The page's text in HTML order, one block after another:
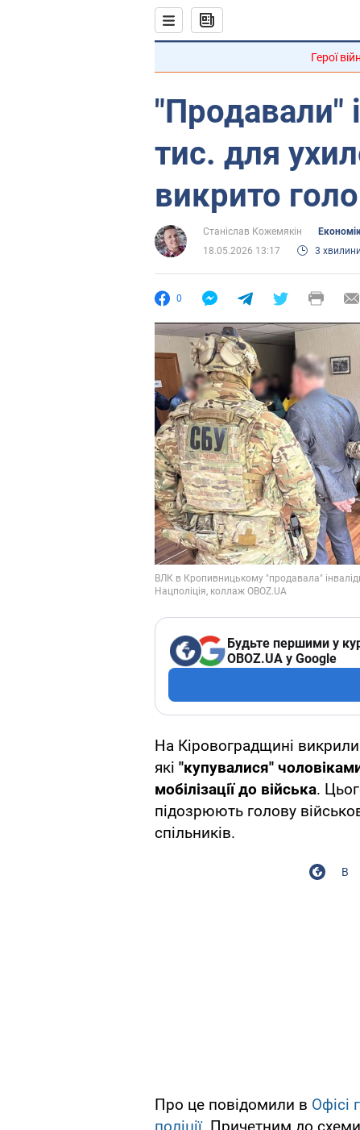
Герої
"Продавали"
тис. для
викрито
Станіслав Кожемякін
18.05.2026 13:17
3 хвилини
0
Будьте першими у
OBOZ.UA у Google
На Кіровоградщині викрили
які "купувалися"
мобілізації до війська.
підозрюють голову
спільників.
Про це повідомили в Офісі